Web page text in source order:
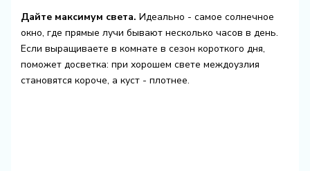
Дайте максимум света. Идеально - самое солнечное
окно, где прямые лучи бывают несколько часов в день.
Если выращиваете в комнате в сезон короткого дня,
поможет досветка: при хорошем свете междоузлия
становятся короче, а куст - плотнее.